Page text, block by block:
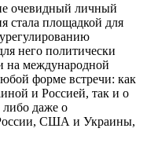
очевидный личный
стала площадкой для
него политически
на международной
форме встречи: как
и Россией, так и о
даже о
России, США и Украины,